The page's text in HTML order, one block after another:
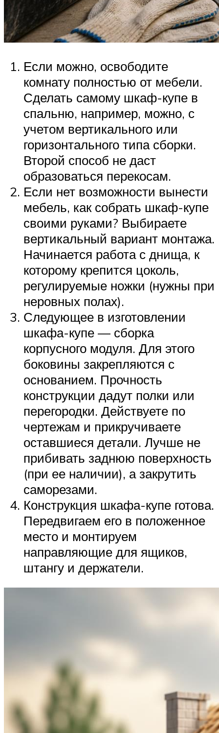
Если можно, освободите
комнату полностью от мебели.
Сделать самому шкаф-купе в
спальню, например, можно, с
учетом вертикального или
горизонтального типа сборки.
Второй способ не даст
образоваться перекосам.
Если нет возможности вынести
мебель, как собрать шкаф-купе
своими руками? Выбираете
вертикальный вариант монтажа.
Начинается работа с днища, к
которому крепится цоколь,
регулируемые ножки (нужны при
неровных полах).
Следующее в изготовлении
шкафа-купе — сборка
корпусного модуля. Для этого
боковины закрепляются с
основанием. Прочность
конструкции дадут полки или
перегородки. Действуете по
чертежам и прикручиваете
оставшиеся детали. Лучше не
прибивать заднюю поверхность
(при ее наличии), а закрутить
саморезами.
Конструкция шкафа-купе готова.
Передвигаем его в положенное
место и монтируем
направляющие для ящиков,
штангу и держатели.